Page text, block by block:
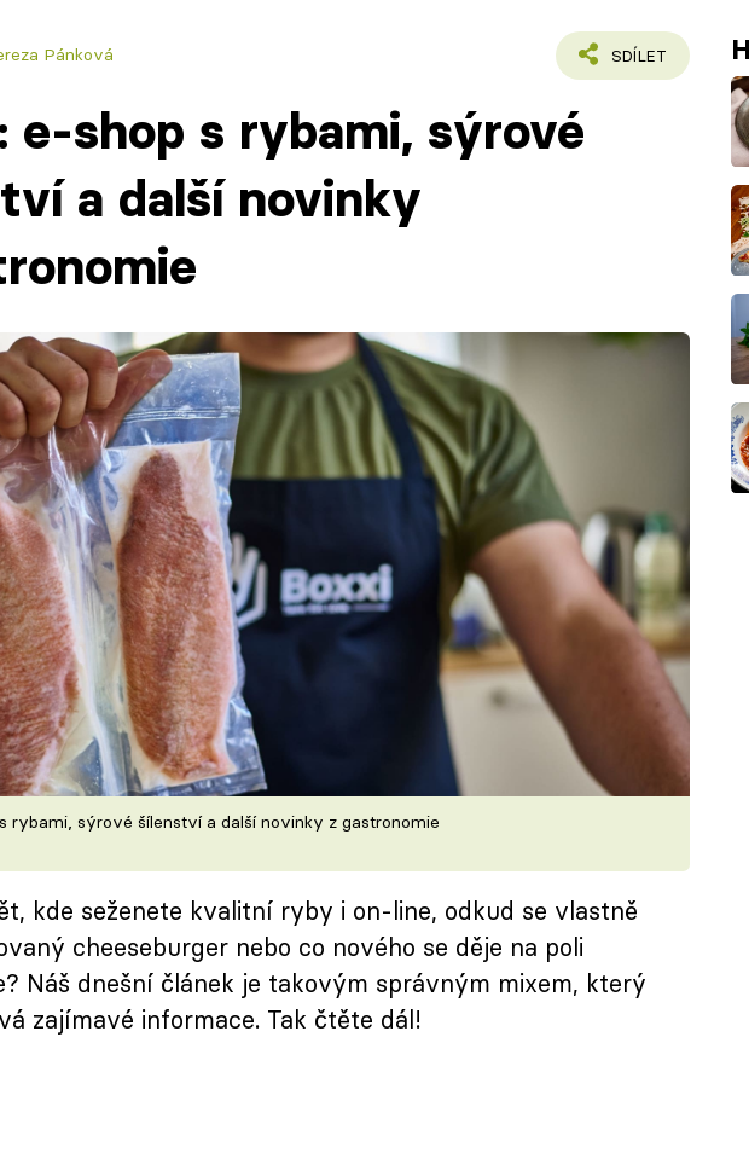
KUCHAŘKA
ČASOPIS
Pánková SDÍLET
e-shop s rybami, sýrové
a další novinky
rybami, sýrové šílenství a další novinky z gastronomie
kde seženete kvalitní ryby i on-line, odkud se vlastně
cheeseburger nebo co nového se děje na poli
Náš dnešní článek je takovým správným mixem, který
zajímavé informace. Tak čtěte dál!